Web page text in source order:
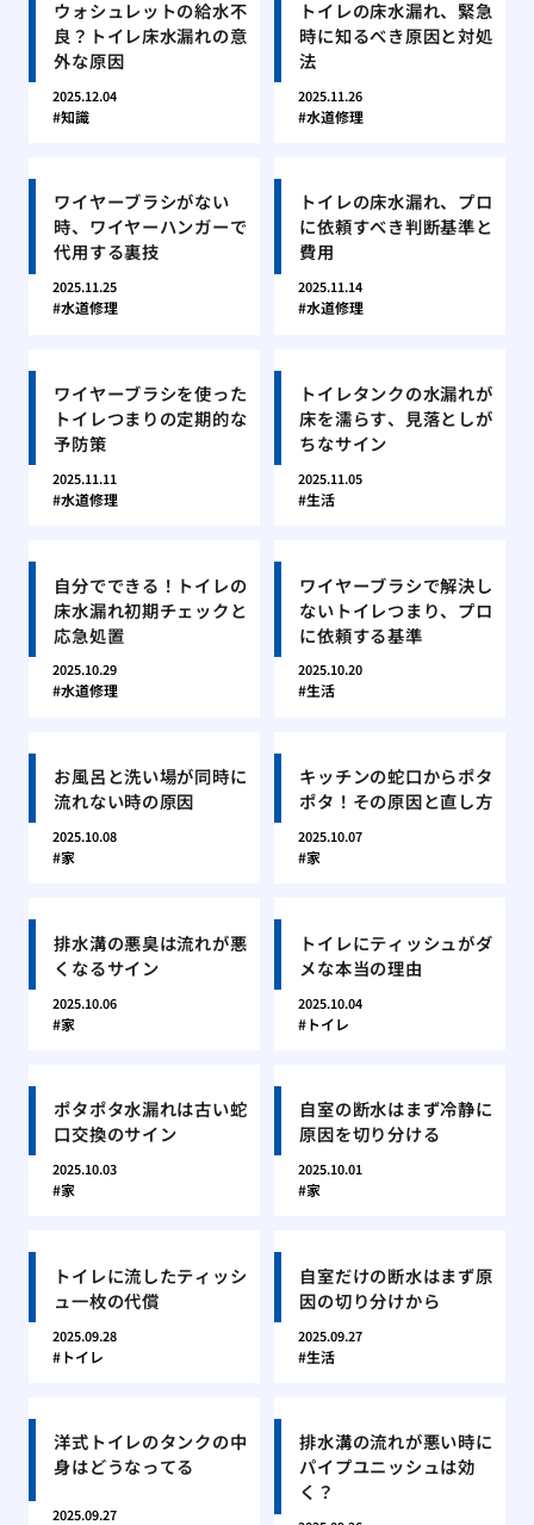
ウォシュレットの給水不
良？トイレ床水漏れの意
外な原因
2025.12.04
知識
トイレの床水漏れ、緊急
時に知るべき原因と対処
法
2025.11.26
水道修理
ワイヤーブラシがない
時、ワイヤーハンガーで
代用する裏技
2025.11.25
水道修理
トイレの床水漏れ、プロ
に依頼すべき判断基準と
費用
2025.11.14
水道修理
ワイヤーブラシを使った
トイレつまりの定期的な
予防策
2025.11.11
水道修理
トイレタンクの水漏れが
床を濡らす、見落としが
ちなサイン
2025.11.05
生活
自分でできる！トイレの
床水漏れ初期チェックと
応急処置
2025.10.29
水道修理
ワイヤーブラシで解決し
ないトイレつまり、プロ
に依頼する基準
2025.10.20
生活
お風呂と洗い場が同時に
流れない時の原因
2025.10.08
家
キッチンの蛇口からポタ
ポタ！その原因と直し方
2025.10.07
家
排水溝の悪臭は流れが悪
くなるサイン
2025.10.06
家
トイレにティッシュがダ
メな本当の理由
2025.10.04
トイレ
ポタポタ水漏れは古い蛇
口交換のサイン
2025.10.03
家
自室の断水はまず冷静に
原因を切り分ける
2025.10.01
家
トイレに流したティッシ
ュ一枚の代償
2025.09.28
トイレ
自室だけの断水はまず原
因の切り分けから
2025.09.27
生活
洋式トイレのタンクの中
身はどうなってる
2025.09.27
排水溝の流れが悪い時に
パイプユニッシュは効
く？